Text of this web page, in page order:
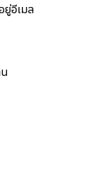
ยู่อีเมล